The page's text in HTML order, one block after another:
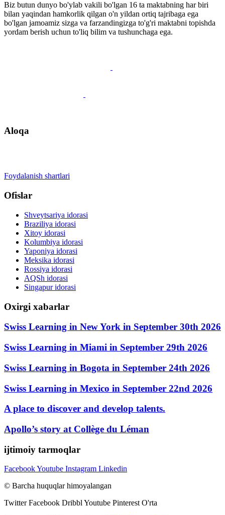
Biz butun dunyo bo'ylab vakili bo'lgan 16 ta maktabning har biri
bilan yaqindan hamkorlik qilgan o'n yildan ortiq tajribaga ega
bo'lgan jamoamiz sizga va farzandingizga to'g'ri maktabni topishda
yordam berish uchun to'liq bilim va tushunchaga ega.
Aloqa
Foydalanish shartlari
Ofislar
Shveytsariya idorasi
Braziliya idorasi
Xitoy idorasi
Kolumbiya idorasi
Yaponiya idorasi
Meksika idorasi
Rossiya idorasi
AQSh idorasi
Singapur idorasi
Oxirgi xabarlar
Swiss Learning in New York in September 30th 2026
Swiss Learning in Miami in September 29th 2026
Swiss Learning in Bogota in September 24th 2026
Swiss Learning in Mexico in September 22nd 2026
A place to discover and develop talents.
Apollo’s story at Collège du Léman
ijtimoiy tarmoqlar
FacebookYoutube Instagram Linkedin
© Barcha huquqlar himoyalangan
Twitter Facebook Dribbl Youtube Pinterest O'rta